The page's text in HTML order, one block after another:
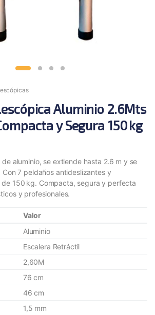
Aluminio 2.6Mts
y Segura 150 kg
aluminio, se extiende hasta 2.6 m y se
Con 7 peldaños antideslizantes y
150 kg. Compacta, segura y perfecta
y profesionales.
Valor
Aluminio
Escalera Retráctil
2,60M
76 cm
46 cm
1,5 mm